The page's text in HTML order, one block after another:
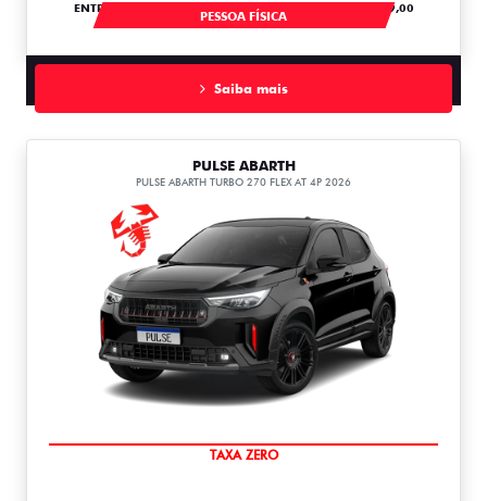
ENTRADA DE R$ 60.070,57 +36 PARCELAS DE R$ 1.489,00
PESSOA FÍSICA
Saiba mais
PULSE ABARTH
PULSE ABARTH TURBO 270 FLEX AT 4P 2026
SAIA DE FIAT 0KM